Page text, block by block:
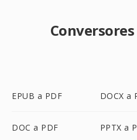
EPUB a PDF DOCX a
DOC a PDF PPTX a